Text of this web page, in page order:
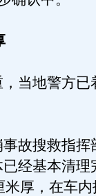
当地警方已
故搜救指挥
经基本清理
厚，在车